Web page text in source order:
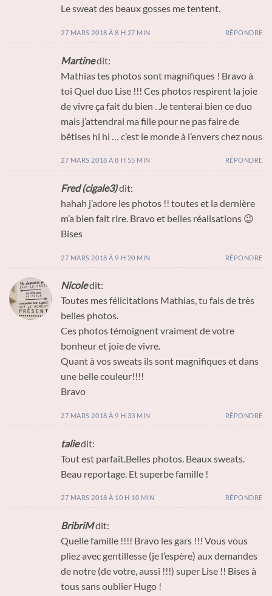
Le sweat des beaux gosses me tentent.
27 MARS 2018 À 8 H 27 MIN RÉPONDRE
Martinedit:
Mathias tes photos sont magnifiques ! Bravo à
toi Quel duo Lise !!! Ces photos respirent la joie
de vivre ça fait du bien . Je tenterai bien ce duo
mais j’attendrai ma fille pour ne pas faire de
bêtises hi hi … c’est le monde à l’envers chez nous
27 MARS 2018 À 8 H 55 MIN RÉPONDRE
Fred (cigale3)dit:
hahah j’adore les photos !! toutes et la dernière
m’a bien fait rire. Bravo et belles réalisations 😉
Bises
27 MARS 2018 À 9 H 20 MIN RÉPONDRE
Nicoledit:
Toutes mes félicitations Mathias, tu fais de très
belles photos.
Ces photos témoignent vraiment de votre
bonheur et joie de vivre.
Quant à vos sweats ils sont magnifiques et dans
une belle couleur!!!!
Bravo
27 MARS 2018 À 9 H 33 MIN RÉPONDRE
taliedit:
Tout est parfait.Belles photos. Beaux sweats.
Beau reportage. Et superbe famille !
27 MARS 2018 À 10 H 10 MIN RÉPONDRE
BribriMdit:
Quelle famille !!!! Bravo les gars !!! Vous vous
pliez avec gentillesse (je l’espère) aux demandes
de notre (de votre, aussi !!!) super Lise !! Bises à
tous sans oublier Hugo !